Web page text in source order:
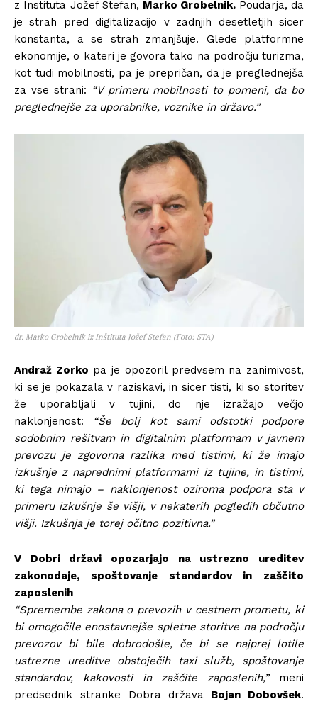
z Instituta Jožef Stefan, Marko Grobelnik. Poudarja, da
je strah pred digitalizacijo v zadnjih desetletjih sicer
konstanta, a se strah zmanjšuje. Glede platformne
ekonomije, o kateri je govora tako na področju turizma,
kot tudi mobilnosti, pa je prepričan, da je preglednejša
za vse strani: “V primeru mobilnosti to pomeni, da bo
preglednejše za uporabnike, voznike in državo.”
dr. Marko Grobelnik iz Inštituta Jožef Stefan (Foto: STA)
Andraž Zorko pa je opozoril predvsem na zanimivost,
ki se je pokazala v raziskavi, in sicer tisti, ki so storitev
že uporabljali v tujini, do nje izražajo večjo
naklonjenost:
“Še bolj kot sami odstotki podpore
sodobnim rešitvam in digitalnim platformam v javnem
prevozu je zgovorna razlika med tistimi, ki že imajo
izkušnje z naprednimi platformami iz tujine, in tistimi,
ki tega nimajo – naklonjenost oziroma podpora sta v
primeru izkušnje še višji, v nekaterih pogledih občutno
višji. Izkušnja je torej očitno pozitivna.”
V Dobri državi opozarjajo na ustrezno ureditev
zakonodaje, spoštovanje standardov in zaščito
zaposlenih
“Spremembe zakona o prevozih v cestnem prometu, ki
bi omogočile enostavnejše spletne storitve na področju
prevozov bi bile dobrodošle, če bi se najprej lotile
ustrezne ureditve obstoječih taxi služb, spoštovanje
standardov, kakovosti in zaščite zaposlenih,”meni
predsednik stranke Dobra država Bojan Dobovšek.